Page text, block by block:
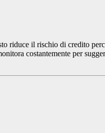
riduce il rischio di credito
costantemente per